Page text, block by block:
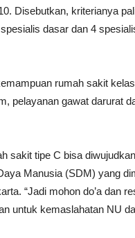
Disebutkan, kriterianya
dasar dan 4
rumah sakit
pelayanan gawat darurat
sakit tipe C bisa
Manusia (SDM) yang
“Jadi mohon do’a dan
untuk kemaslahatan NU